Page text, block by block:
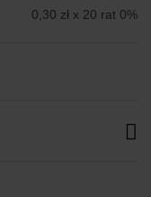
0,30 zł x 20 rat 0%